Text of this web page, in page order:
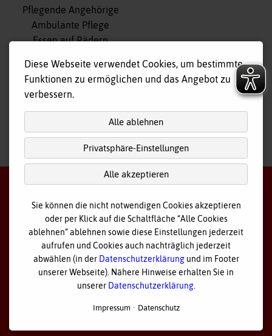
Navigation
überspringen
Pflegende Angehörige
Ambulante Pflege
Essen auf Rädern
Tagespflege
Hausnotruf
nach oben
2026 Bayerisches Rotes Kreuz - Kreisverband Ostallgäu
Datenschutz
Cookie Einstellungen
Diese Webseite verwendet Cookies, um bestimmte
Funktionen zu ermöglichen und das Angebot zu
verbessern.
Alle ablehnen
Privatsphäre-Einstellungen
Alle akzeptieren
Sie können die nicht notwendigen Cookies akzeptieren
oder per Klick auf die Schaltfläche “Alle Cookies
ablehnen” ablehnen sowie diese Einstellungen jederzeit
aufrufen und Cookies auch nachträglich jederzeit
abwählen (in der Datenschutzerklärungund im Footer
unserer Webseite). Nähere Hinweise erhalten Sie in
unserer Datenschutzerklärung.
Impressum Datenschutz